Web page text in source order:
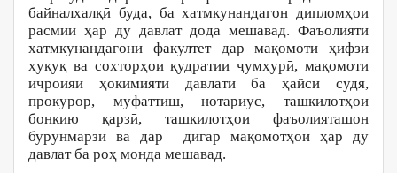
байналхалқӣ буда, ба хатмкунандагон дипломҳои
расмии ҳар ду давлат дода мешавад. Фаъолияти
хатмкунандагони факултет дар мақомоти ҳифзи
ҳуқуқ ва сохторҳои қудратии ҷумҳурӣ, мақомоти
иҷроияи ҳокимияти давлатӣ ба ҳайси судя,
прокурор, муфаттиш, нотариус, ташкилотҳои
бонкию қарзӣ, ташкилотҳои фаъолияташон
бурунмарзӣ ва дар дигар мақомотҳои ҳар ду
давлат ба роҳ монда мешавад.